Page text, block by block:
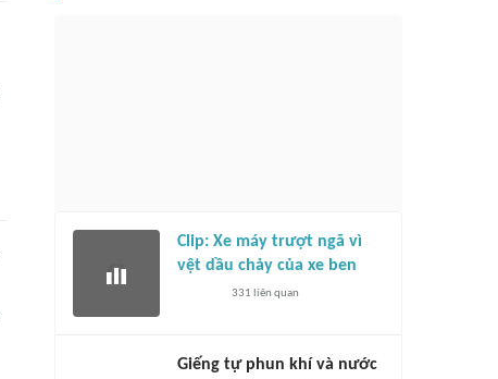
Clip: Xe máy trượt ngã vì
vệt dầu chảy của xe ben
331 liên quan
Giếng tự phun khí và nước